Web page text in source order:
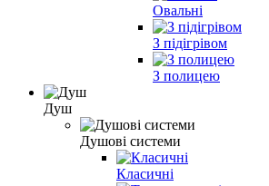
Овальні
З підігрівом
З полицею
Душ
Душові системи
Класичні